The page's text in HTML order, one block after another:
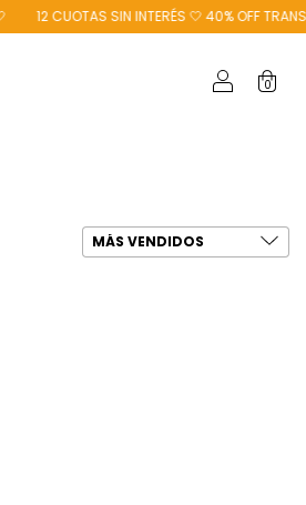
12 CUOTAS SIN INTERÉS 🤍 40% OFF
0